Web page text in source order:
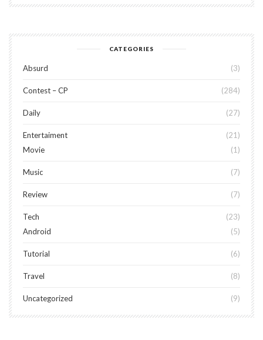
CATEGORIES
Absurd 3
Contest – CP 284
Daily 27
Entertaiment
21
Movie
1
Music 7
Review 7
Tech
23
Android
5
Tutorial 6
Travel 8
Uncategorized 9